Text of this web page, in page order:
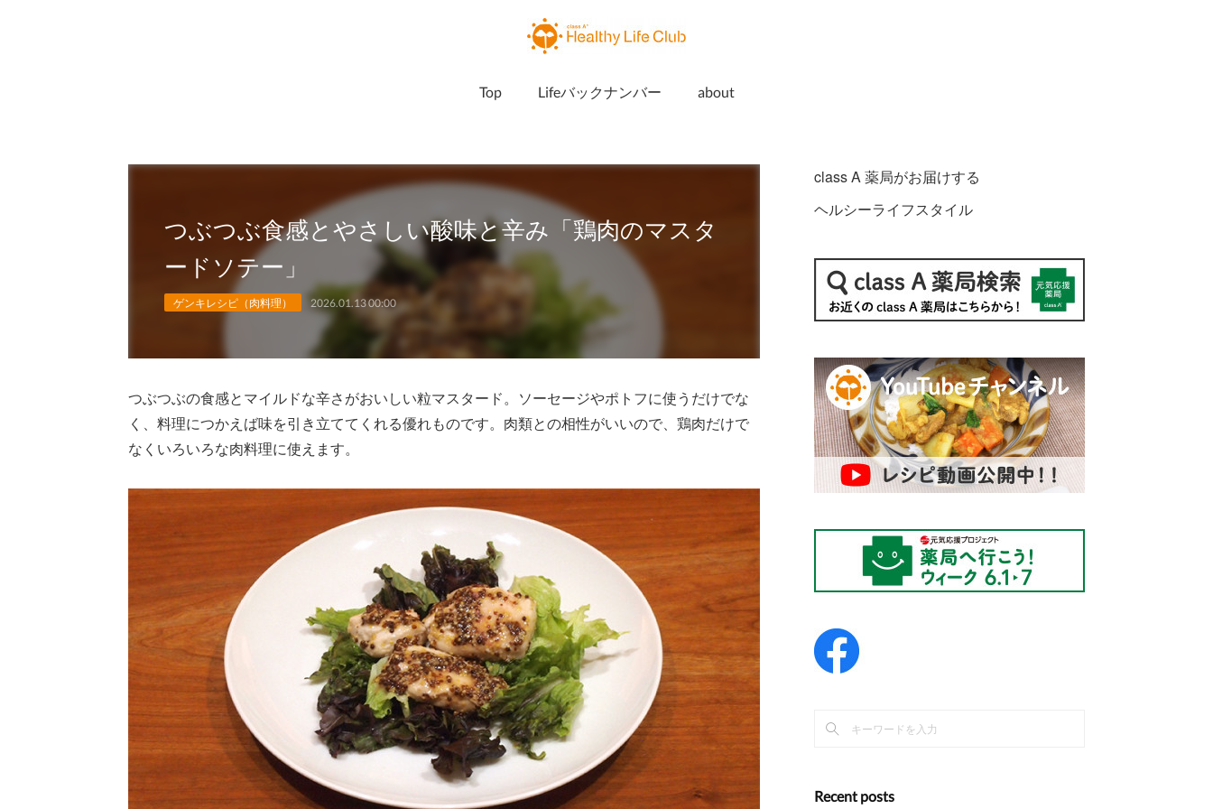
Top Lifeバックナンバー about
つぶつぶ食感とやさしい酸味と辛み「鶏肉のマスタ
ードソテー」
ゲンキレシピ（肉料理） 2026.01.13 00:00
つぶつぶの食感とマイルドな辛さがおいしい粒マスタード。ソーセージやポトフに使うだけでな
く、料理につかえば味を引き立ててくれる優れものです。肉類との相性がいいので、鶏肉だけで
なくいろいろな肉料理に使えます。
class A 薬局がお届けする
ヘルシーライフスタイル
Recent posts